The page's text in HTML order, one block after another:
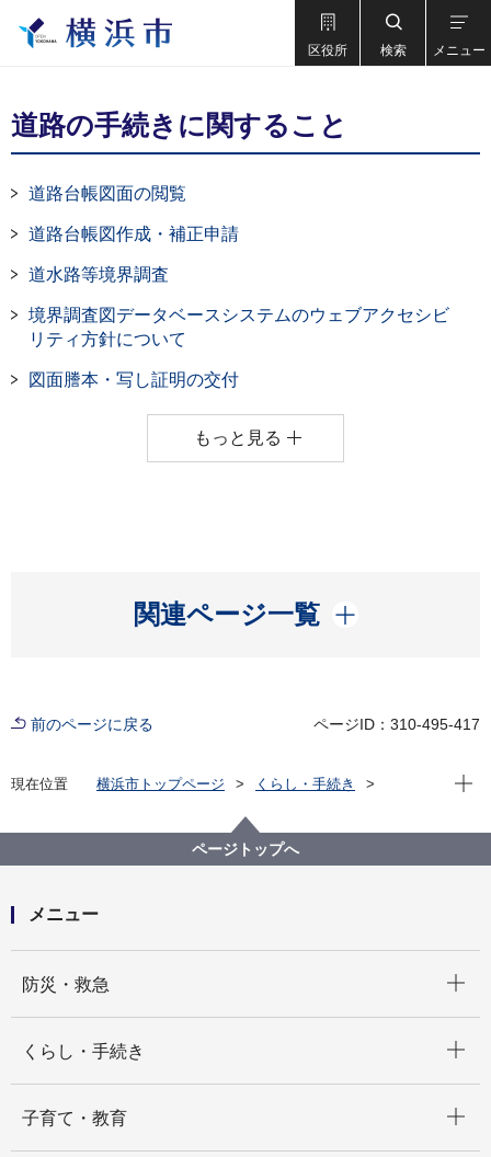
区役所 検索 メニュー
道路の手続きに関すること
道路台帳図面の閲覧
道路台帳図作成・補正申請
道水路等境界調査
境界調査図データベースシステムのウェブアクセシビ
リティ方針について
図面謄本・写し証明の交付
もっと見る
関連ページ一覧
開く
前のページに戻る ページID：310-495-417
現在位置 横浜市トップページ
くらし・手続き
道路の手続きに関すること
現在
ページトップへ
メニュー
防災・救急
くらし・手続き
子育て・教育